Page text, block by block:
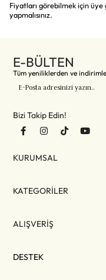
Fiyatları görebilmek için üye
yapmalısınız.
E-BÜLTEN
Tüm yeniliklerden ve
Bizi Takip Edin!
KURUMSAL
KATEGORİLER
ALIŞVERİŞ
DESTEK